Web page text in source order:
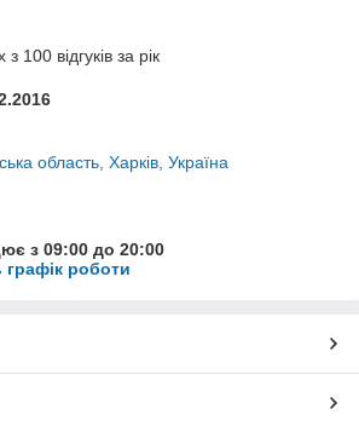
100 відгуків за рік
область, Харків, Україна
з 09:00 до 20:00
графік роботи